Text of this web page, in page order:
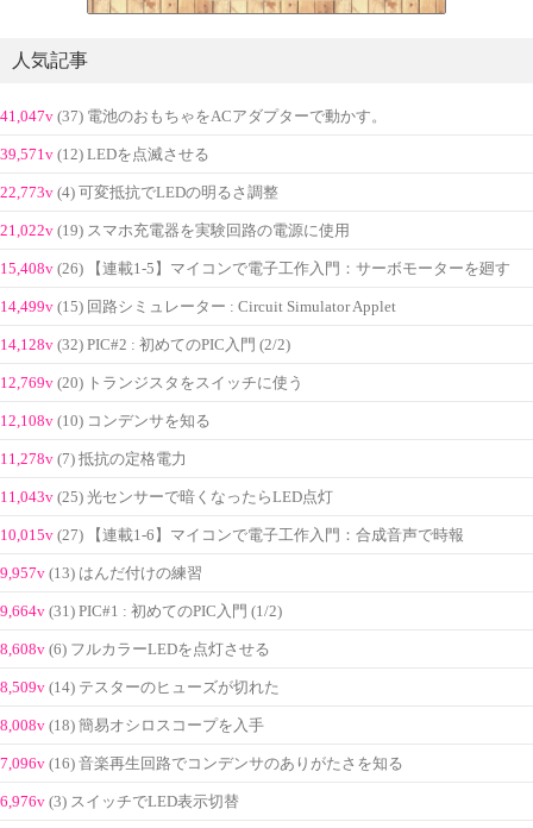
人気記事
41,047v (37) 電池のおもちゃをACアダプターで動かす。
39,571v (12) LEDを点滅させる
22,773v (4) 可変抵抗でLEDの明るさ調整
21,022v (19) スマホ充電器を実験回路の電源に使用
15,408v (26) 【連載1-5】マイコンで電子工作入門：サーボモーターを廻す
14,499v (15) 回路シミュレーター : Circuit Simulator Applet
14,128v (32) PIC#2 : 初めてのPIC入門 (2/2)
12,769v (20) トランジスタをスイッチに使う
12,108v (10) コンデンサを知る
11,278v (7) 抵抗の定格電力
11,043v (25) 光センサーで暗くなったらLED点灯
10,015v (27) 【連載1-6】マイコンで電子工作入門：合成音声で時報
9,957v (13) はんだ付けの練習
9,664v (31) PIC#1 : 初めてのPIC入門 (1/2)
8,608v (6) フルカラーLEDを点灯させる
8,509v (14) テスターのヒューズが切れた
8,008v (18) 簡易オシロスコープを入手
7,096v (16) 音楽再生回路でコンデンサのありがたさを知る
6,976v (3) スイッチでLED表示切替